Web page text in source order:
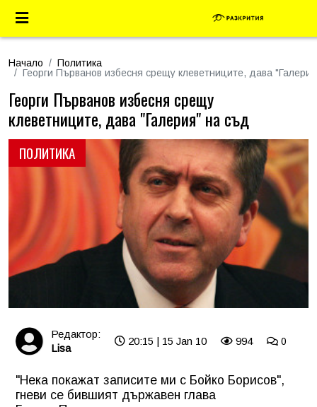
Начало
Политика
Георги Първанов избесня срещу клеветниците, дава
ПОЛИТИКА
Георги Първанов избесня срещу
клеветниците, дава "Галерия" на съд
Редактор:
Lisa
20:15 | 15 Jan 10 994 0
"Нека покажат записите ми с Бойко Борисов",
гневи се бившият държавен глава